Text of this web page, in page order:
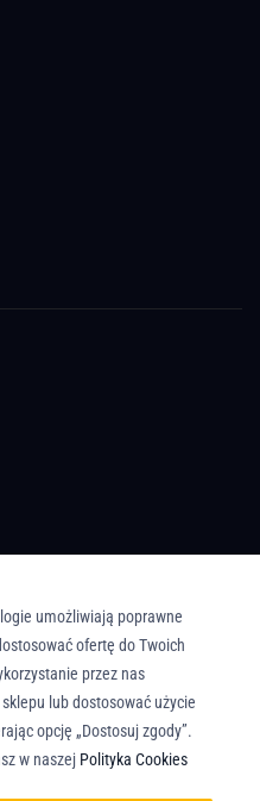
prawa zastrzeżone. All rights
umożliwiają poprawne
ofertę do Twoich
przez nas
lub dostosować użycie
opcję „Dostosuj zgody”.
w naszej Polityka Cookies